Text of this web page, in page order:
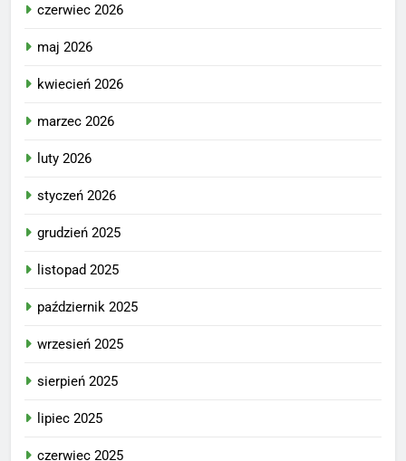
czerwiec 2026
maj 2026
kwiecień 2026
marzec 2026
luty 2026
styczeń 2026
grudzień 2025
listopad 2025
październik 2025
wrzesień 2025
sierpień 2025
lipiec 2025
czerwiec 2025